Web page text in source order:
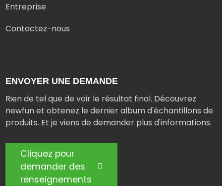
Entreprise
Contactez-nous
ENVOYER UNE DEMANDE
Rien de tel que de voir le résultat final. Découvrez
newfun et obtenez le dernier album d'échantillons de
produits. Et je viens de demander plus d'informations.
Cliquez pour
demander des
renseignements